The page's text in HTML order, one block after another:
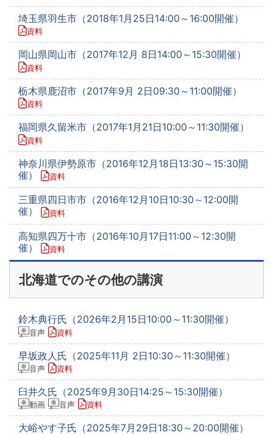
埼玉県羽生市（2018年1月25日14:00～16:00開催）
資料
岡山県岡山市（2017年12月 8日14:00～15:30開催）
資料
栃木県鹿沼市（2017年9月 2日09:30～11:00開催）
資料
福岡県久留米市（2017年1月21日10:00～11:30開催）
資料
神奈川県伊勢原市（2016年12月18日13:30～15:30開
催）
資料
三重県四日市市（2016年12月10日10:30～12:00開
催）
資料
高知県四万十市（2016年10月17日11:00～12:30開
催）
資料
北海道でのその他の講演
鈴木典行氏（2026年2月15日10:00～11:30開催）
音声 資料
早坂政人氏（2025年11月 2日10:30～11:30開催）
音声 資料
臼井久氏（2025年9月30日14:25～15:30開催）
動画 音声 資料
大峪やす子氏（2025年7月29日18:30～20:00開催）